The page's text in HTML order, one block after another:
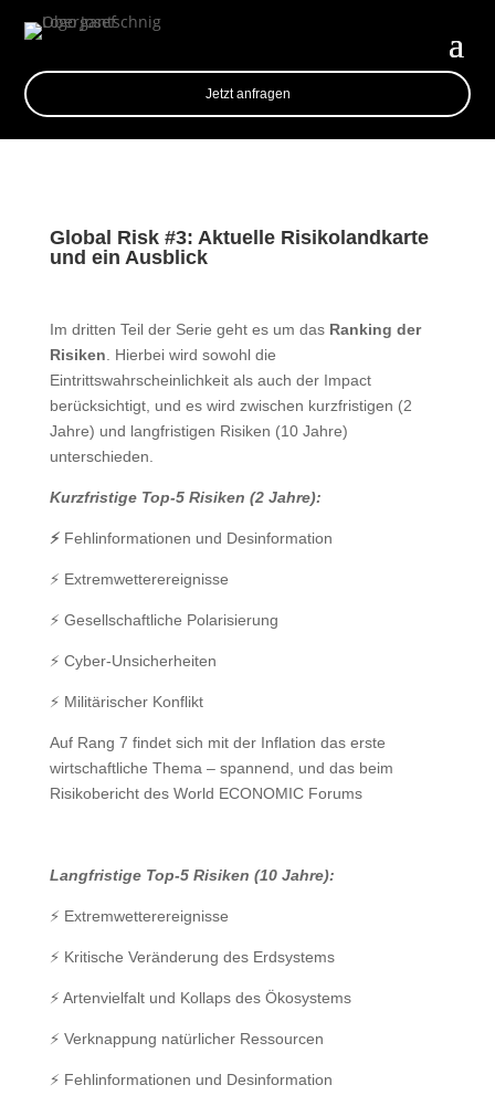
Jetzt anfragen
Global Risk #3: Aktuelle Risikolandkarte
und ein Ausblick
Im dritten Teil der Serie geht es um das Ranking der
Risiken . Hierbei wird sowohl die
Eintrittswahrscheinlichkeit als auch der Impact
berücksichtigt, und es wird zwischen kurzfristigen (2
Jahre) und langfristigen Risiken (10 Jahre)
unterschieden.
Kurzfristige Top-5 Risiken (2 Jahre):
⚡️Fehlinformationen und Desinformation
⚡️ Extremwetterereignisse
⚡️ Gesellschaftliche Polarisierung
⚡️ Cyber-Unsicherheiten
⚡️ Militärischer Konflikt
Auf Rang 7 findet sich mit der Inflation das erste
wirtschaftliche Thema – spannend, und das beim
Risikobericht des World ECONOMIC Forums
Langfristige Top-5 Risiken (10 Jahre):
⚡️ Extremwetterereignisse
⚡️ Kritische Veränderung des Erdsystems
⚡️ Artenvielfalt und Kollaps des Ökosystems
⚡️ Verknappung natürlicher Ressourcen
⚡️ Fehlinformationen und Desinformation